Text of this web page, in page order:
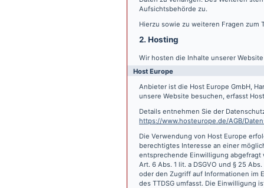
Aufsichtsbehörde zu.
Hierzu sowie zu weiteren Fragen zum
2. Hosting
Wir hosten die Inhalte unserer
Host Europe
Anbieter ist die Host Europe GmbH,
unsere Website besuchen, erfasst
Details entnehmen Sie der
https://www.hosteurope.de/AGB/
Die Verwendung von Host Europe
berechtigtes Interesse an einer
entsprechende Einwilligung abgefragt
Art. 6 Abs. 1 lit. a DSGVO und § 25
oder den Zugriff auf Informationen im
des TTDSG umfasst. Die Einwilligung